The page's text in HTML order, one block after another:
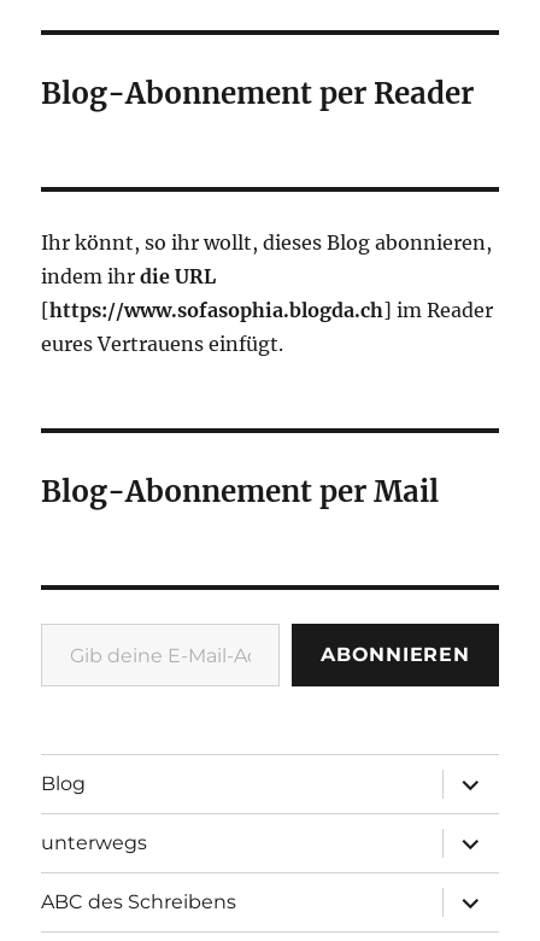
Blog-Abonnement per Reader
Ihr könnt, so ihr wollt, dieses Blog abonnieren,
indem ihrdie URL
[https://www.sofasophia.blogda.ch] im Reader
eures Vertrauens einfügt.
Blog-Abonnement per Mail
Gib deine E-Mail-Adresse ein ...
ABONNIEREN
Blog
öffnen
unterwegs
öffnen
ABC des Schreibens
öffnen